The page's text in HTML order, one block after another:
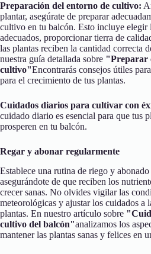
Preparación del entorno de cultivo:
plantar, asegúrate de preparar
cultivo en tu balcón. Esto incluye elegir
adecuados, proporcionar tierra de
las plantas reciben la cantidad correcta
nuestra guía detallada sobre "Preparar
cultivo"Encontrarás consejos útiles
para el crecimiento de tus plantas.
Cuidados diarios para cultivar con
cuidado diario es esencial para que tus
prosperen en tu balcón.
Regar y abonar regularmente
Establece una rutina de riego y abonado
asegurándote de que reciben los
crecer sanas. No olvides vigilar las
meteorológicas y ajustar los cuidados a
plantas. En nuestro artículo sobre
cultivo del balcón"analizamos los
mantener las plantas sanas y felices en